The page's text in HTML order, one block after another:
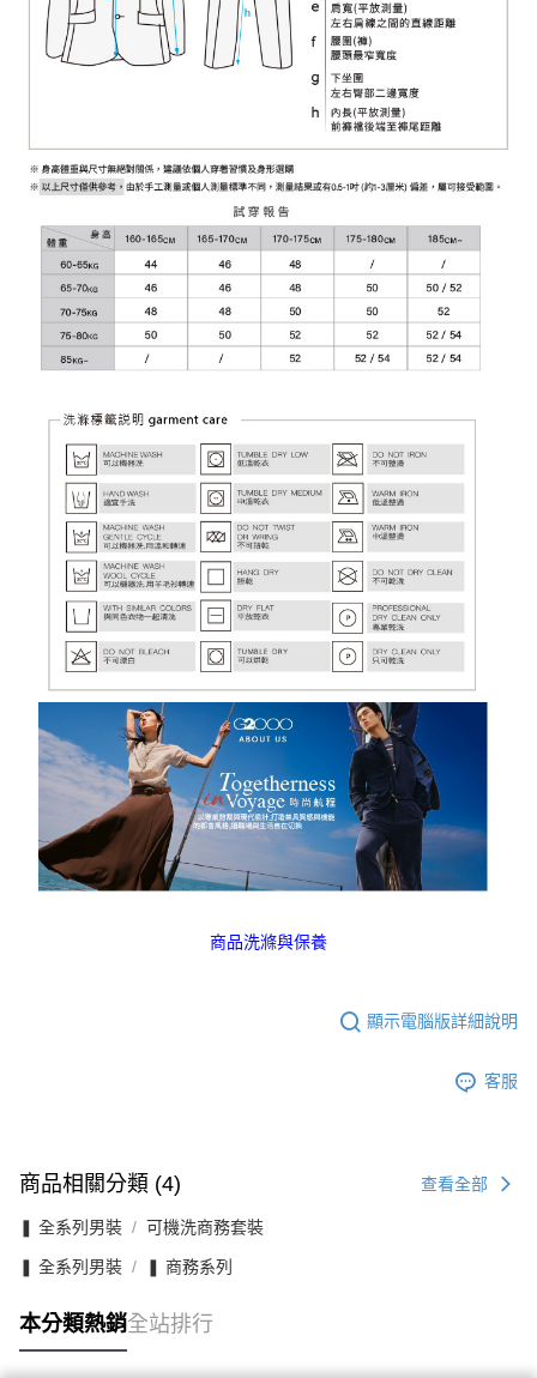
商品洗滌與保養
顯示電腦版詳細說明
客服
商品相關分類 (4) 查看全部
❚ 全系列男裝 可機洗商務套裝
❚ 全系列男裝 ❚ 商務系列
本分類熱銷全站排行